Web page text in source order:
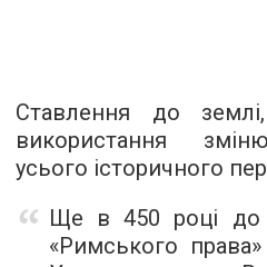
Ставлення до
використання
усього історичного
Ще в 450 році до
«Римського